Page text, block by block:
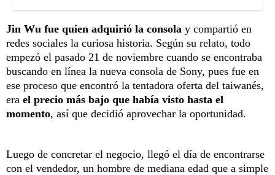
Jin Wu fue quien adquirió la consola y compartió en
redes sociales la curiosa historia. Según su relato, todo
empezó el pasado 21 de noviembre cuando se encontraba
buscando en línea la nueva consola de Sony, pues fue en
ese proceso que encontró la tentadora oferta del taiwanés,
era el precio más bajo que había visto hasta el
momento, así que decidió aprovechar la oportunidad.
Luego de concretar el negocio, llegó el día de encontrarse
con el vendedor, un hombre de mediana edad que a simple